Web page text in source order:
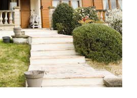
Être propriétaire, c’est un
responsabilité. Avec notre
Maxence, nous vous
de locataires fiables,
légales… Vous profitez de
nous nous occupons de
immobilière à Pont-